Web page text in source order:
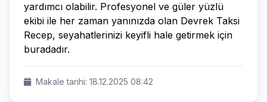
yardımcı olabilir. Profesyonel ve güler yüzlü
ekibi ile her zaman yanınızda olan Devrek Taksi
Recep, seyahatlerinizi keyifli hale getirmek için
buradadır.
Makale tarihi: 18.12.2025 08:42